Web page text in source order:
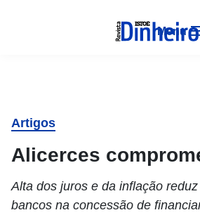
Menu
Artigos
Alicerces
Alta dos juros e da inflação
bancos na concessão de